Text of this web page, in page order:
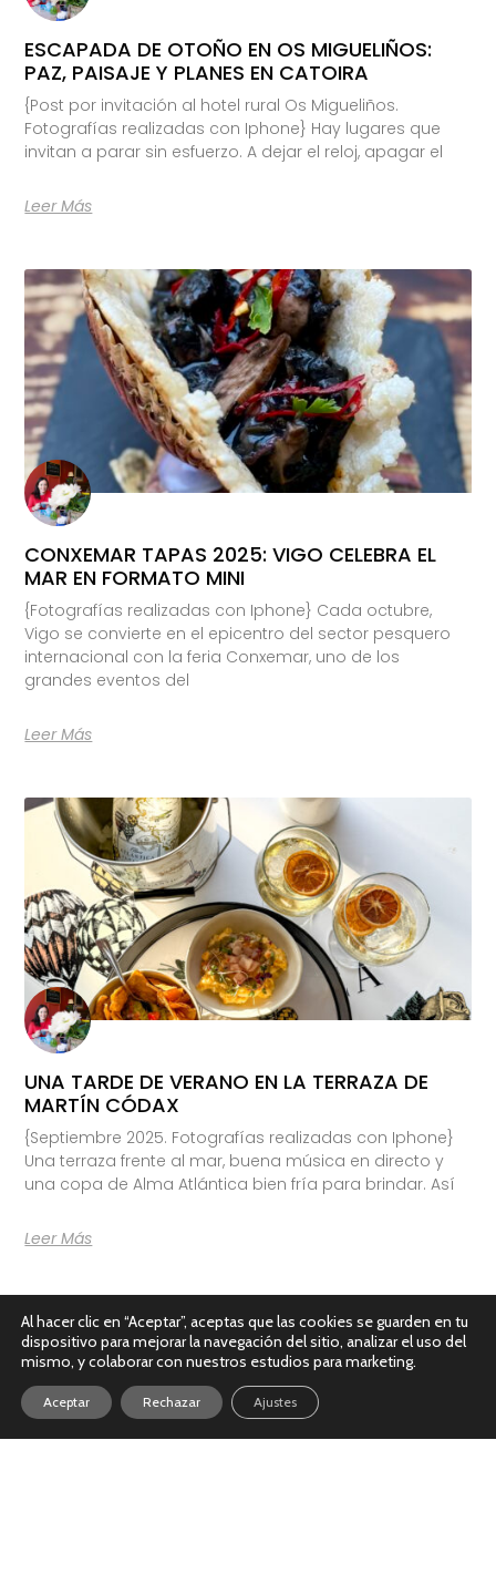
ESCAPADA DE OTOÑO EN OS MIGUELIÑOS:
PAZ, PAISAJE Y PLANES EN CATOIRA
{Post por invitación al hotel rural Os Migueliños.
Fotografías realizadas con Iphone} Hay lugares que
invitan a parar sin esfuerzo. A dejar el reloj, apagar el
Leer Más
CONXEMAR TAPAS 2025: VIGO CELEBRA EL
MAR EN FORMATO MINI
{Fotografías realizadas con Iphone} Cada octubre,
Vigo se convierte en el epicentro del sector pesquero
internacional con la feria Conxemar, uno de los
grandes eventos del
Leer Más
UNA TARDE DE VERANO EN LA TERRAZA DE
MARTÍN CÓDAX
{Septiembre 2025. Fotografías realizadas con Iphone}
Una terraza frente al mar, buena música en directo y
una copa de Alma Atlántica bien fría para brindar. Así
Leer Más
Al hacer clic en “Aceptar”, aceptas que las cookies se guarden en tu
dispositivo para mejorar la navegación del sitio, analizar el uso del
mismo, y colaborar con nuestros estudios para marketing.
Aceptar Rechazar Ajustes